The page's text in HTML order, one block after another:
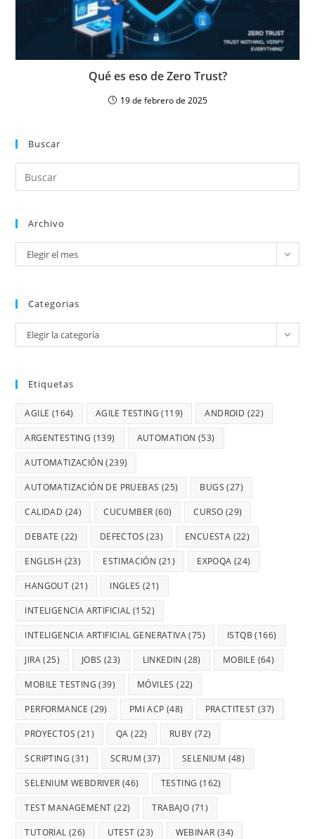
Qué es eso de Zero Trust?
19 de febrero de 2025
Buscar
Archivo
Elegir el mes
Categorias
Elegir la categoría
Etiquetas
AGILE (164) AGILE TESTING (119) ANDROID (22)
ARGENTESTING (139) AUTOMATION (53)
AUTOMATIZACIÓN (239)
AUTOMATIZACIÓN DE PRUEBAS (25) BUGS (27)
CALIDAD (24) CUCUMBER (60) CURSO (29)
DEBATE (22) DEFECTOS (23) ENCUESTA (22)
ENGLISH (23) ESTIMACIÓN (21) EXPOQA (24)
HANGOUT (21) INGLES (21)
INTELIGENCIA ARTIFICIAL (152)
INTELIGENCIA ARTIFICIAL GENERATIVA(75) ISTQB (166)
JIRA(25) JOBS (23) LINKEDIN (28) MOBILE (64)
MOBILE TESTING (39) MÓVILES (22)
PERFORMANCE (29) PMI ACP (48) PRACTITEST (37)
PROYECTOS (21) QA (22) RUBY (72)
SCRIPTING (31) SCRUM (37) SELENIUM (48)
SELENIUM WEBDRIVER (46) TESTING (162)
TEST MANAGEMENT (22) TRABAJO (71)
TUTORIAL (26) UTEST (23) WEBINAR (34)